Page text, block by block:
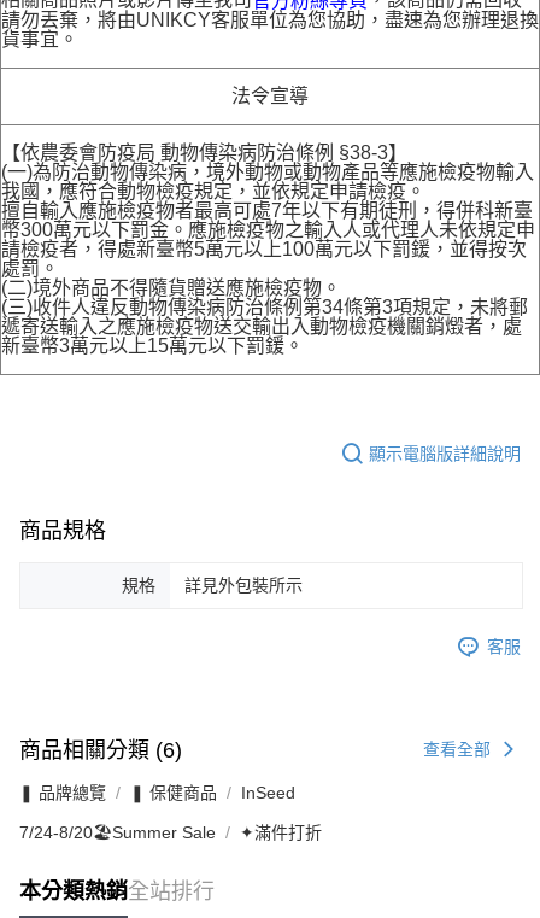
請勿丟棄，將由UNIKCY客服單位為您協助，盡速為您辦理退換
貨事宜。
法令宣導
【依農委會防疫局 動物傳染病防治條例 §38-3】
(一)為防治動物傳染病，境外動物或動物產品等應施檢疫物輸入
我國，應符合動物檢疫規定，並依規定申請檢疫。
擅自輸入應施檢疫物者最高可處7年以下有期徒刑，得併科新臺
幣300萬元以下罰金。應施檢疫物之輸入人或代理人未依規定申
請檢疫者，得處新臺幣5萬元以上100萬元以下罰鍰，並得按次
處罰。
(二)境外商品不得隨貨贈送應施檢疫物。
(三)收件人違反動物傳染病防治條例第34條第3項規定，未將郵
遞寄送輸入之應施檢疫物送交輸出入動物檢疫機關銷燬者，處
新臺幣3萬元以上15萬元以下罰鍰。
顯示電腦版詳細說明
商品規格
規格 詳見外包裝所示
客服
商品相關分類 (6) 查看全部
❚ 品牌總覽 ❚ 保健商品 InSeed
7/24-8/20🏖️Summer Sale ✦滿件打折
本分類熱銷全站排行